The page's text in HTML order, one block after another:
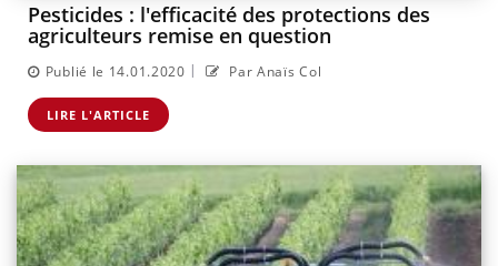
Pesticides : l'efficacité des protections des
agriculteurs remise en question
Publié le 14.01.2020 | Par Anaïs Col
LIRE L'ARTICLE